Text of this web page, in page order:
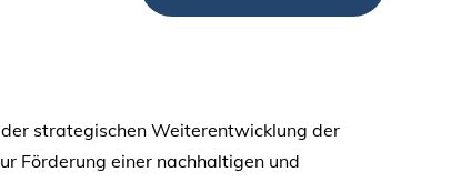
strategischen Weiterentwicklung der
Förderung einer nachhaltigen und